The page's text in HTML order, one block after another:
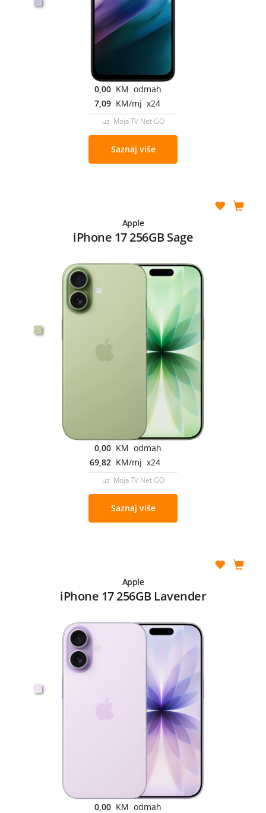
0,00 KM odmah
7,09 KM/mj x24
uz Moja TV Net GO
Saznaj više
Apple
iPhone 17 256GB Sage
0,00 KM odmah
69,82 KM/mj x24
uz Moja TV Net GO
Saznaj više
Apple
iPhone 17 256GB Lavender
0,00 KM odmah